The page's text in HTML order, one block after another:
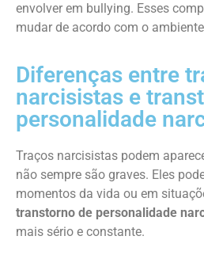
envolver em bullying. Esses
mudar de acordo com o
Diferenças entre
narcisistas e
personalidade
Traços narcisistas podem
não sempre são graves. Eles
momentos da vida ou em
transtorno de personalidade
mais sério e constante.